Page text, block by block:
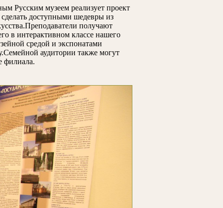
Русским музеем реализует проект
доступными шедевры из
получают
в интерактивном классе нашего
средой и экспонатами
аудитории также могут
филиала.